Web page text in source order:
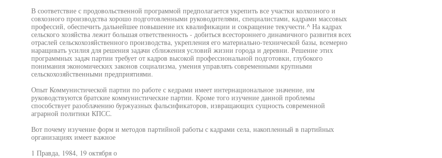
В соответствие с продовольственной программой предполагается укрепить все участки колхозного и
совхозного производства хорошо подготовленными руководителями, специалистами, кадрами массовых
профессий, обеспечить дальнейшее повышение их квалификации и сокращение текучести.^ На кадрах
сельского хозяйства лежит большая ответственность - добиться всестороннего динамичного развития всех
отраслей сельскохозяйственного производства, укрепления его материально-технической базы, всемерно
наращивать усилия для решения задачи сближения условий жизни города и деревни. Решение этих
программных задач партии требует от кадров высокой профессиональной подготовки, глубокого
понимания экономических законов социализма, умения управлять современными крупными
сельскохозяйственными предприятиями.
Опыт Коммунистической партии по работе с кедрами имеет интернациональное значение, им
руководствуются братские коммунистические партии. Кроме того изучение данной проблемы
способствует разоблачению буржуазных фальсификаторов, извращающих сущность современной
аграрной политики КПСС.
Вот почему изучение форм и методов партийной работы с кадрами села, накопленный в партийных
организациях имеет важное
1 Правда, 1984, 19 октября о